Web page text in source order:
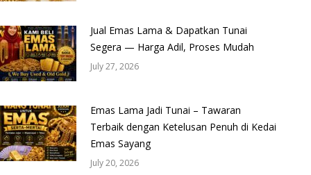
Jual Emas Lama & Dapatkan Tunai
Segera — Harga Adil, Proses Mudah
July 27, 2026
Emas Lama Jadi Tunai – Tawaran
Terbaik dengan Ketelusan Penuh di Kedai
Emas Sayang
July 20, 2026